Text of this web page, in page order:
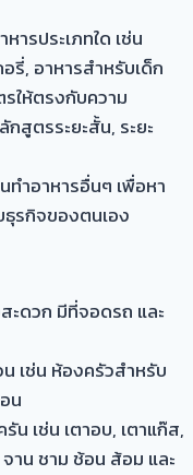
ารประเภทใด เช่น
รี่, อาหารสำหรับเด็ก
ให้ตรงกับความ
สูตรระยะสั้น, ระยะ
ทำอาหารอื่นๆ เพื่อหา
รกิจของตนเอง
ะดวก มีที่จอดรถ และ
เช่น ห้องครัวสำหรับ
น
เช่น เตาอบ, เตาแก๊ส,
จาน ชาม ช้อน ส้อม และ